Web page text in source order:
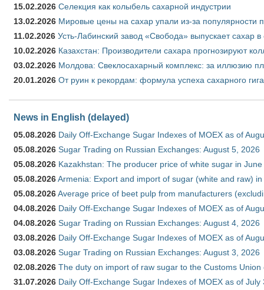
15.02.2026 Селекция как колыбель сахарной индустрии
13.02.2026 Мировые цены на сахар упали из-за популярности
11.02.2026 Усть-Лабинский завод «Свобода» выпускает сахар в
10.02.2026 Казахстан: Производители сахара прогнозируют
03.02.2026 Молдова: Свеклосахарный комплекс: за иллюзию
20.01.2026 От руин к рекордам: формула успеха сахарного
News in English (delayed)
05.08.2026 Daily Off-Exchange Sugar Indexes of MOEX as of
05.08.2026 Sugar Trading on Russian Exchanges: August 5, 2026
05.08.2026 Kazakhstan: The producer price of white sugar in
05.08.2026Armenia: Export and import of sugar (white and raw)
05.08.2026Average price of beet pulp from manufacturers
04.08.2026 Daily Off-Exchange Sugar Indexes of MOEX as of
04.08.2026 Sugar Trading on Russian Exchanges: August 4, 2026
03.08.2026 Daily Off-Exchange Sugar Indexes of MOEX as of
03.08.2026 Sugar Trading on Russian Exchanges: August 3, 2026
02.08.2026 The duty on import of raw sugar to the Customs
31.07.2026 Daily Off-Exchange Sugar Indexes of MOEX as of July